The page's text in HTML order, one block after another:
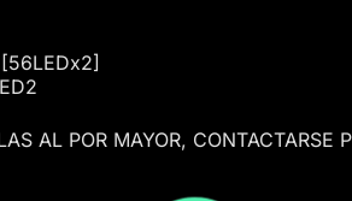
AL POR MAYOR,